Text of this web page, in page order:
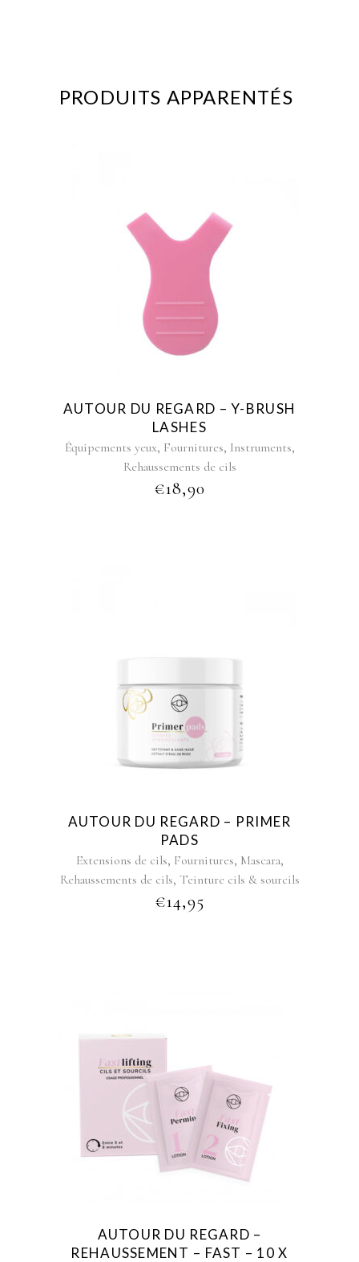
PRODUITS APPARENTÉS
AUTOUR DU REGARD – Y-BRUSH
LASHES
Équipements yeux, Fournitures, Instruments,
Rehaussements de cils
€18,90
AUTOUR DU REGARD – PRIMER
PADS
Extensions de cils, Fournitures, Mascara,
Rehaussements de cils, Teinture cils & sourcils
€14,95
AUTOUR DU REGARD –
REHAUSSEMENT – FAST – 10 X